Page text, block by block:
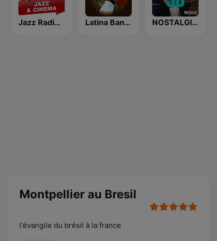
Jazz Radio Jazz & Cinema Latina Bandida! NOSTALGIE DANCE PARTY 90
Montpellier au Bresil
l'évangile du brésil à la france